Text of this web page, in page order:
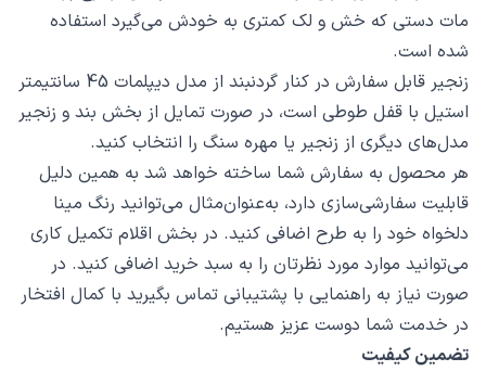
مات دستی که خش و لک کمتری به خودش می‌گیرد استفاده
شده است.
زنجیر قابل سفارش در کنار گردنبند از مدل دیپلمات 45 سانتیمتر
استیل با قفل طوطی است، در صورت تمایل از بخش بند و زنجیر
مدل‌های دیگری از زنجیر یا مهره سنگ را انتخاب کنید.
هر محصول به سفارش شما ساخته خواهد شد به همین دلیل
قابلیت سفارشی‌سازی دارد، به‌عنوان‌مثال می‌توانید رنگ مینا
دلخواه خود را به طرح اضافی کنید. در بخش اقلام تکمیل کاری
می‌توانید موارد مورد نظرتان را به سبد خرید اضافی کنید. در
صورت نیاز به راهنمایی با پشتیبانی تماس بگیرید با کمال افتخار
در خدمت شما دوست عزیز هستیم.
تضمین کیفیت